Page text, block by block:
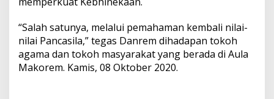
“Salah satunya, melalui pemahaman kembali nilai-
nilai Pancasila,” tegas Danrem dihadapan tokoh
agama dan tokoh masyarakat yang berada di Aula
Makorem. Kamis, 08 Oktober 2020.